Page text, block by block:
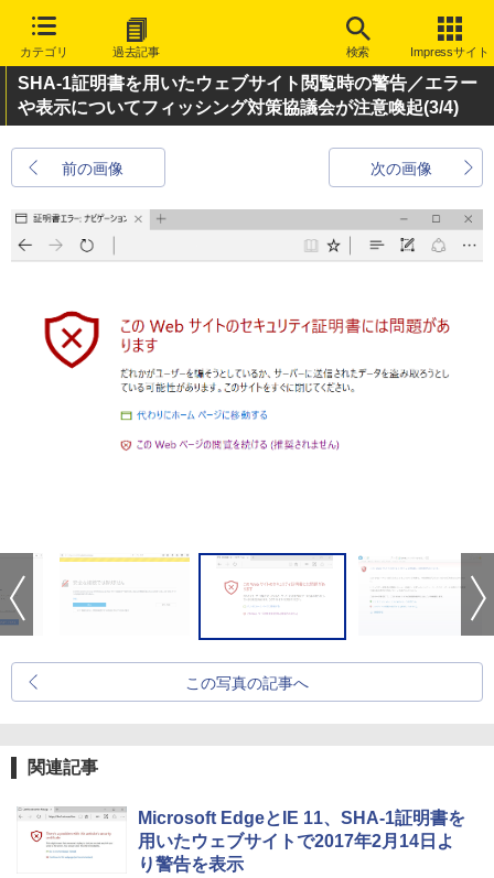
カテゴリ 過去記事 検索 Impressサイト
SHA-1証明書を用いたウェブサイト閲覧時の警告／エラー
や表示についてフィッシング対策協議会が注意喚起(3/4)
前の画像 次の画像
この写真の記事へ
関連記事
Microsoft EdgeとIE 11、SHA-1証明書を
用いたウェブサイトで2017年2月14日よ
り警告を表示